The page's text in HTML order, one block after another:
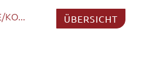
KO... ÜBERSICHT